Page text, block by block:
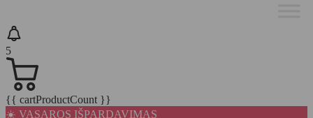
5
{{ cartProductCount }}
☀️ VASAROS IŠPARDAVIMAS